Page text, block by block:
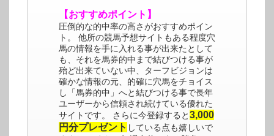
【おすすめポイント】
圧倒的な的中率の高さがおすすめポイン
ト。 他所の競馬予想サイトもある程度穴
馬の情報を手に入れる事が出来たとして
も、それを馬券的中まで結びつける事が
殆ど出来ていない中、ターフビジョンは
確かな情報の元、的確に穴馬をチョイス
し「馬券的中」へと結びつける事で長年
ユーザーから信頼され続けている優れた
サイトです。 さらに今登録すると3,000
円分プレゼント している点も嬉しいで